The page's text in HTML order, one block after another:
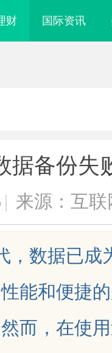
财 国际资讯
据备份失
| 来源：互联
，数据已成
能和便捷
而，在使